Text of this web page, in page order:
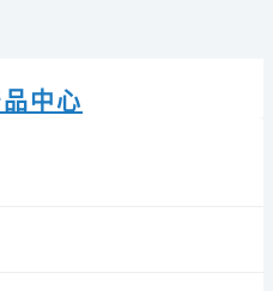
中心